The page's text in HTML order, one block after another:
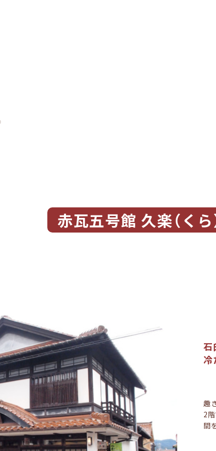
赤瓦五号館 久楽（くら
石
冷
趣
2
間